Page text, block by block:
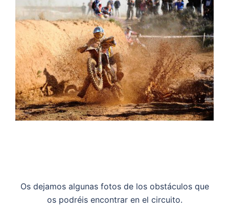
Os dejamos algunas fotos de los obstáculos que
os podréis encontrar en el circuito.